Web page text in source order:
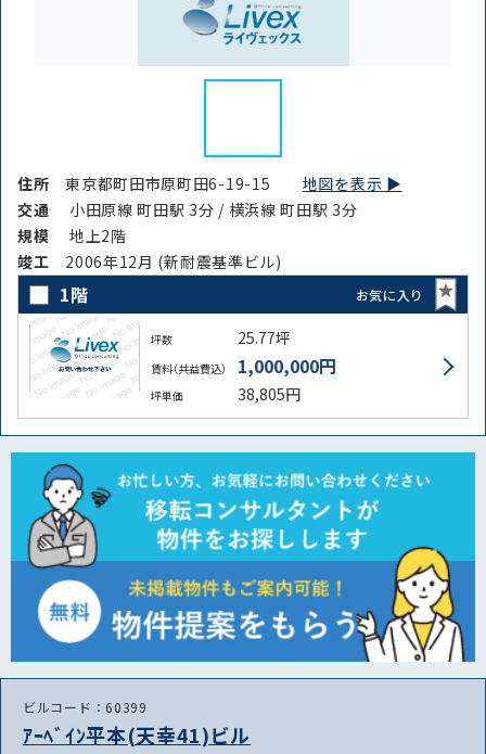
住所東京都町田市原町田6-19-15 地図を表示 ▶︎
交通
小田原線 町田駅 3分 / 横浜線 町田駅 3分
規模
地上2階
竣⼯ 2006年12月 (新耐震基準ビル)
1階 お気に入り
坪数 25.77坪
賃料（共益費込） 1,000,000円
坪単価 38,805円
ビルコード：60399
ｱｰﾍﾞｲﾝ平本(天幸41)ビル